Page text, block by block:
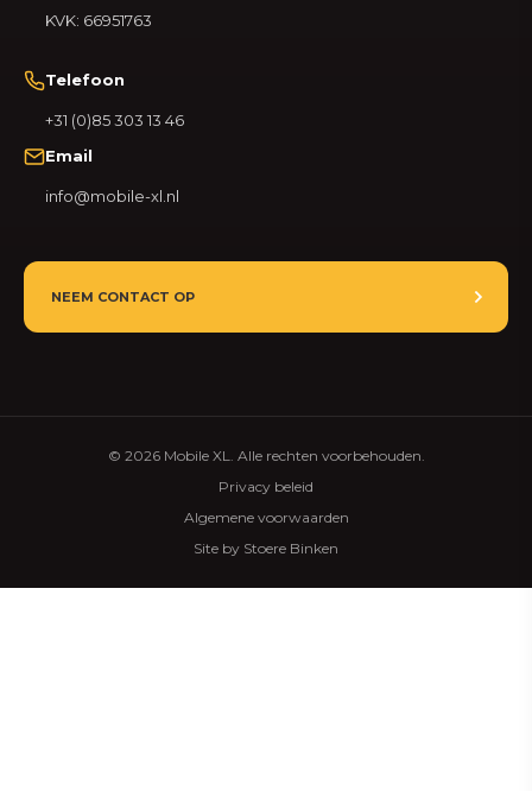
KVK: 66951763
Telefoon
+31 (0)85 303 13 46
Email
info@mobile-xl.nl
NEEM CONTACT OP
© 2026 Mobile XL. Alle rechten voorbehouden.
Privacy beleid
Algemene voorwaarden
Site by Stoere Binken